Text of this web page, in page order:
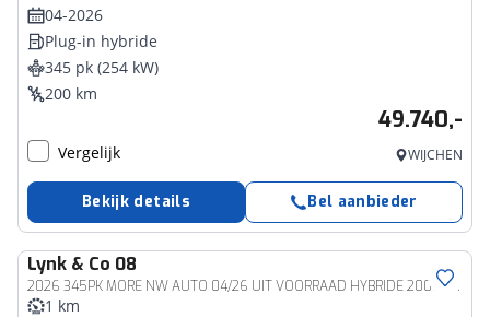
04-2026
Plug-in hybride
345 pk (254 kW)
200 km
49.740,-
Vergelijk WIJCHEN
Bekijk details Bel aanbieder
Lynk & Co 08
2026 345PK MORE NW AUTO 04/26 UIT VOORRAAD HYBRIDE 200KM ELEC MASSAGE STOEL VERW/VENTILATIE PANO MATRIX LED HARMAN KARDON 360°CAM | PHEV
1 km